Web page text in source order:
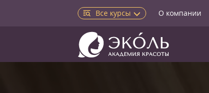
Все курсы О компании